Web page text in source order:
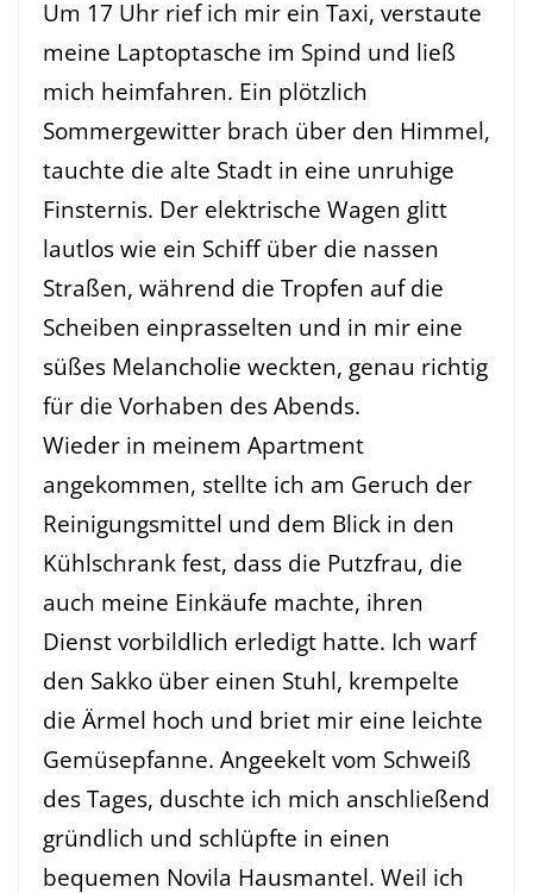
Um 17 Uhr rief ich mir ein Taxi, verstaute
meine Laptoptasche im Spind und ließ
mich heimfahren. Ein plötzlich
Sommergewitter brach über den Himmel,
tauchte die alte Stadt in eine unruhige
Finsternis. Der elektrische Wagen glitt
lautlos wie ein Schiff über die nassen
Straßen, während die Tropfen auf die
Scheiben einprasselten und in mir eine
süßes Melancholie weckten, genau richtig
für die Vorhaben des Abends.
Wieder in meinem Apartment
angekommen, stellte ich am Geruch der
Reinigungsmittel und dem Blick in den
Kühlschrank fest, dass die Putzfrau, die
auch meine Einkäufe machte, ihren
Dienst vorbildlich erledigt hatte. Ich warf
den Sakko über einen Stuhl, krempelte
die Ärmel hoch und briet mir eine leichte
Gemüsepfanne. Angeekelt vom Schweiß
des Tages, duschte ich mich anschließend
gründlich und schlüpfte in einen
bequemen Novila Hausmantel. Weil ich